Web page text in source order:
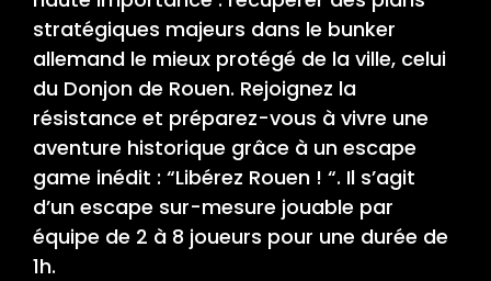
stratégiques majeurs dans le bunker
allemand le mieux protégé de la ville, celui
du Donjon de Rouen. Rejoignez la
résistance et préparez-vous à vivre une
aventure historique grâce à un escape
game inédit : “Libérez Rouen ! “. Il s’agit
d’un escape sur-mesure jouable par
équipe de 2 à 8 joueurs pour une durée de
1h.